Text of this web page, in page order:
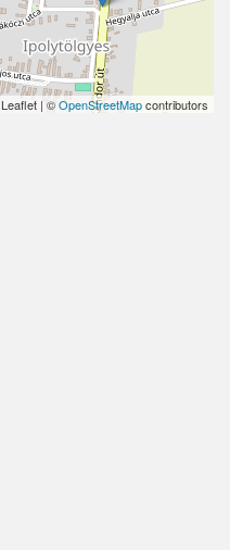
Leaflet | ©OpenStreetMapcontributors